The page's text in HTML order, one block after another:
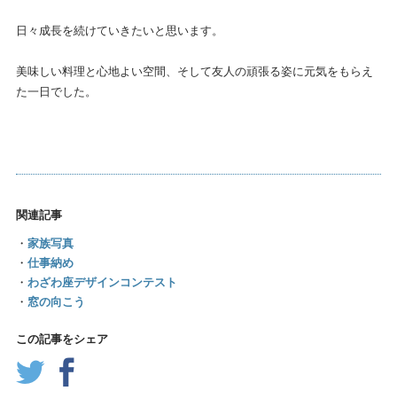
日々成長を続けていきたいと思います。
美味しい料理と心地よい空間、そして友人の頑張る姿に元気をもらえ
た一日でした。
関連記事
・ 家族写真
・ 仕事納め
・ わざわ座デザインコンテスト
・ 窓の向こう
この記事をシェア